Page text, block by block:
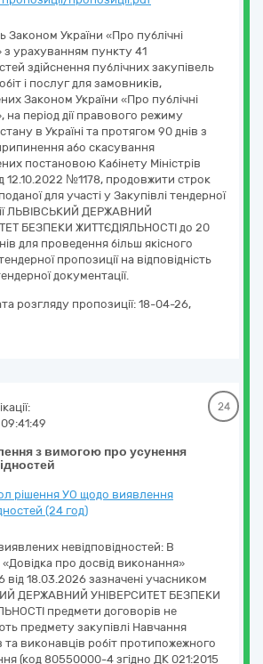
Законом України «Про публічні
з урахуванням пункту 41
здійснення публічних закупівель
і послуг для замовників,
Законом України «Про публічні
на період дії правового режиму
в Україні та протягом 90 днів з
або скасування
постановою Кабінету Міністрів
12.10.2022 №1178, продовжити строк
для участі у Закупівлі тендерної
ЛЬВІВСЬКИЙ ДЕРЖАВНИЙ
БЕЗПЕКИ ЖИТТЄДІЯЛЬНОСТІ до 20
для проведення більш якісного
пропозиції на відповідність
документації.
розгляду пропозиції: 18-04-26,
з вимогою про усунення
24
рішення УО щодо виявлення
(24 год)
виявлених невідповідностей: В
«Довідка про досвід виконання»
18.03.2026 зазначені учасником
ДЕРЖАВНИЙ УНІВЕРСИТЕТ БЕЗПЕКИ
предмети договорів не
предмету закупівлі Навчання
та виконавців робіт протипожежного
(код 80550000-4 згідно ДК 021:2015